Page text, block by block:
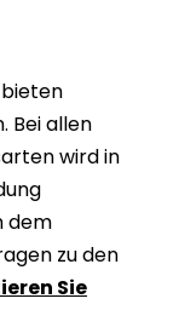
Bei allen
wird in
dem
zu den
Sie